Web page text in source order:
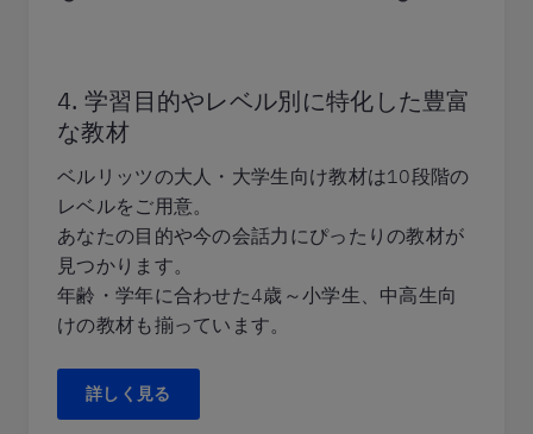
4. 学習目的やレベル別に特化した豊富
な教材
ベルリッツの大人・大学生向け教材は10段階の
レベルをご用意。
あなたの目的や今の会話力にぴったりの教材が
見つかります。
年齢・学年に合わせた4歳～小学生、中高生向
けの教材も揃っています。
詳しく見る